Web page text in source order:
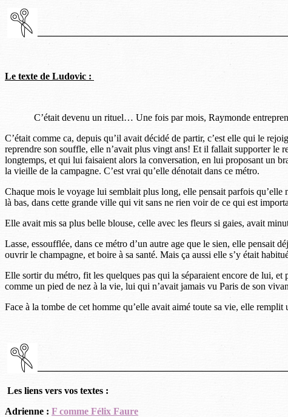
Le texte de Ludovic :
C’était devenu un rituel… Une fois par mois, Raymonde
C’était comme ca, depuis qu’il avait décidé de partir, c’est elle qui le
reprendre son souffle, elle n’avait plus vingt ans! Et il fallait supporter le
longtemps, et qui lui faisaient alors la conversation, en lui proposant un
la vieille de la campagne. C’est vrai qu’elle dénotait dans ce métro.
Chaque mois le voyage lui semblait plus long, elle pensait parfois
là bas, dans cette grande ville qui vit sans ne rien voir de ce qui est
Elle avait mis sa plus belle blouse, celle avec les fleurs si gaies, avait
Lasse, essoufflée, dans ce métro d’un autre age que le sien, elle pensait
ouvrir le champagne, et boire à sa santé. Mais ça aussi elle s’y était
Elle sortir du métro, fit les quelques pas qui la séparaient encore de lui,
comme un pied de nez à la vie, lui qui n’avait jamais vu Paris de son
Face à la tombe de cet homme qu’elle avait aimé toute sa vie, elle
Les liens vers vos textes :
Adrienne : F comme Félix Faure